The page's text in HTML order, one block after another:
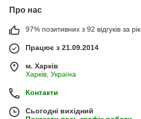
Про нас
97% позитивних з 92 відгуків за рік
Працює з 21.09.2014
м. Харків
Харків, Україна
Контакти
Сьогодні вихідний